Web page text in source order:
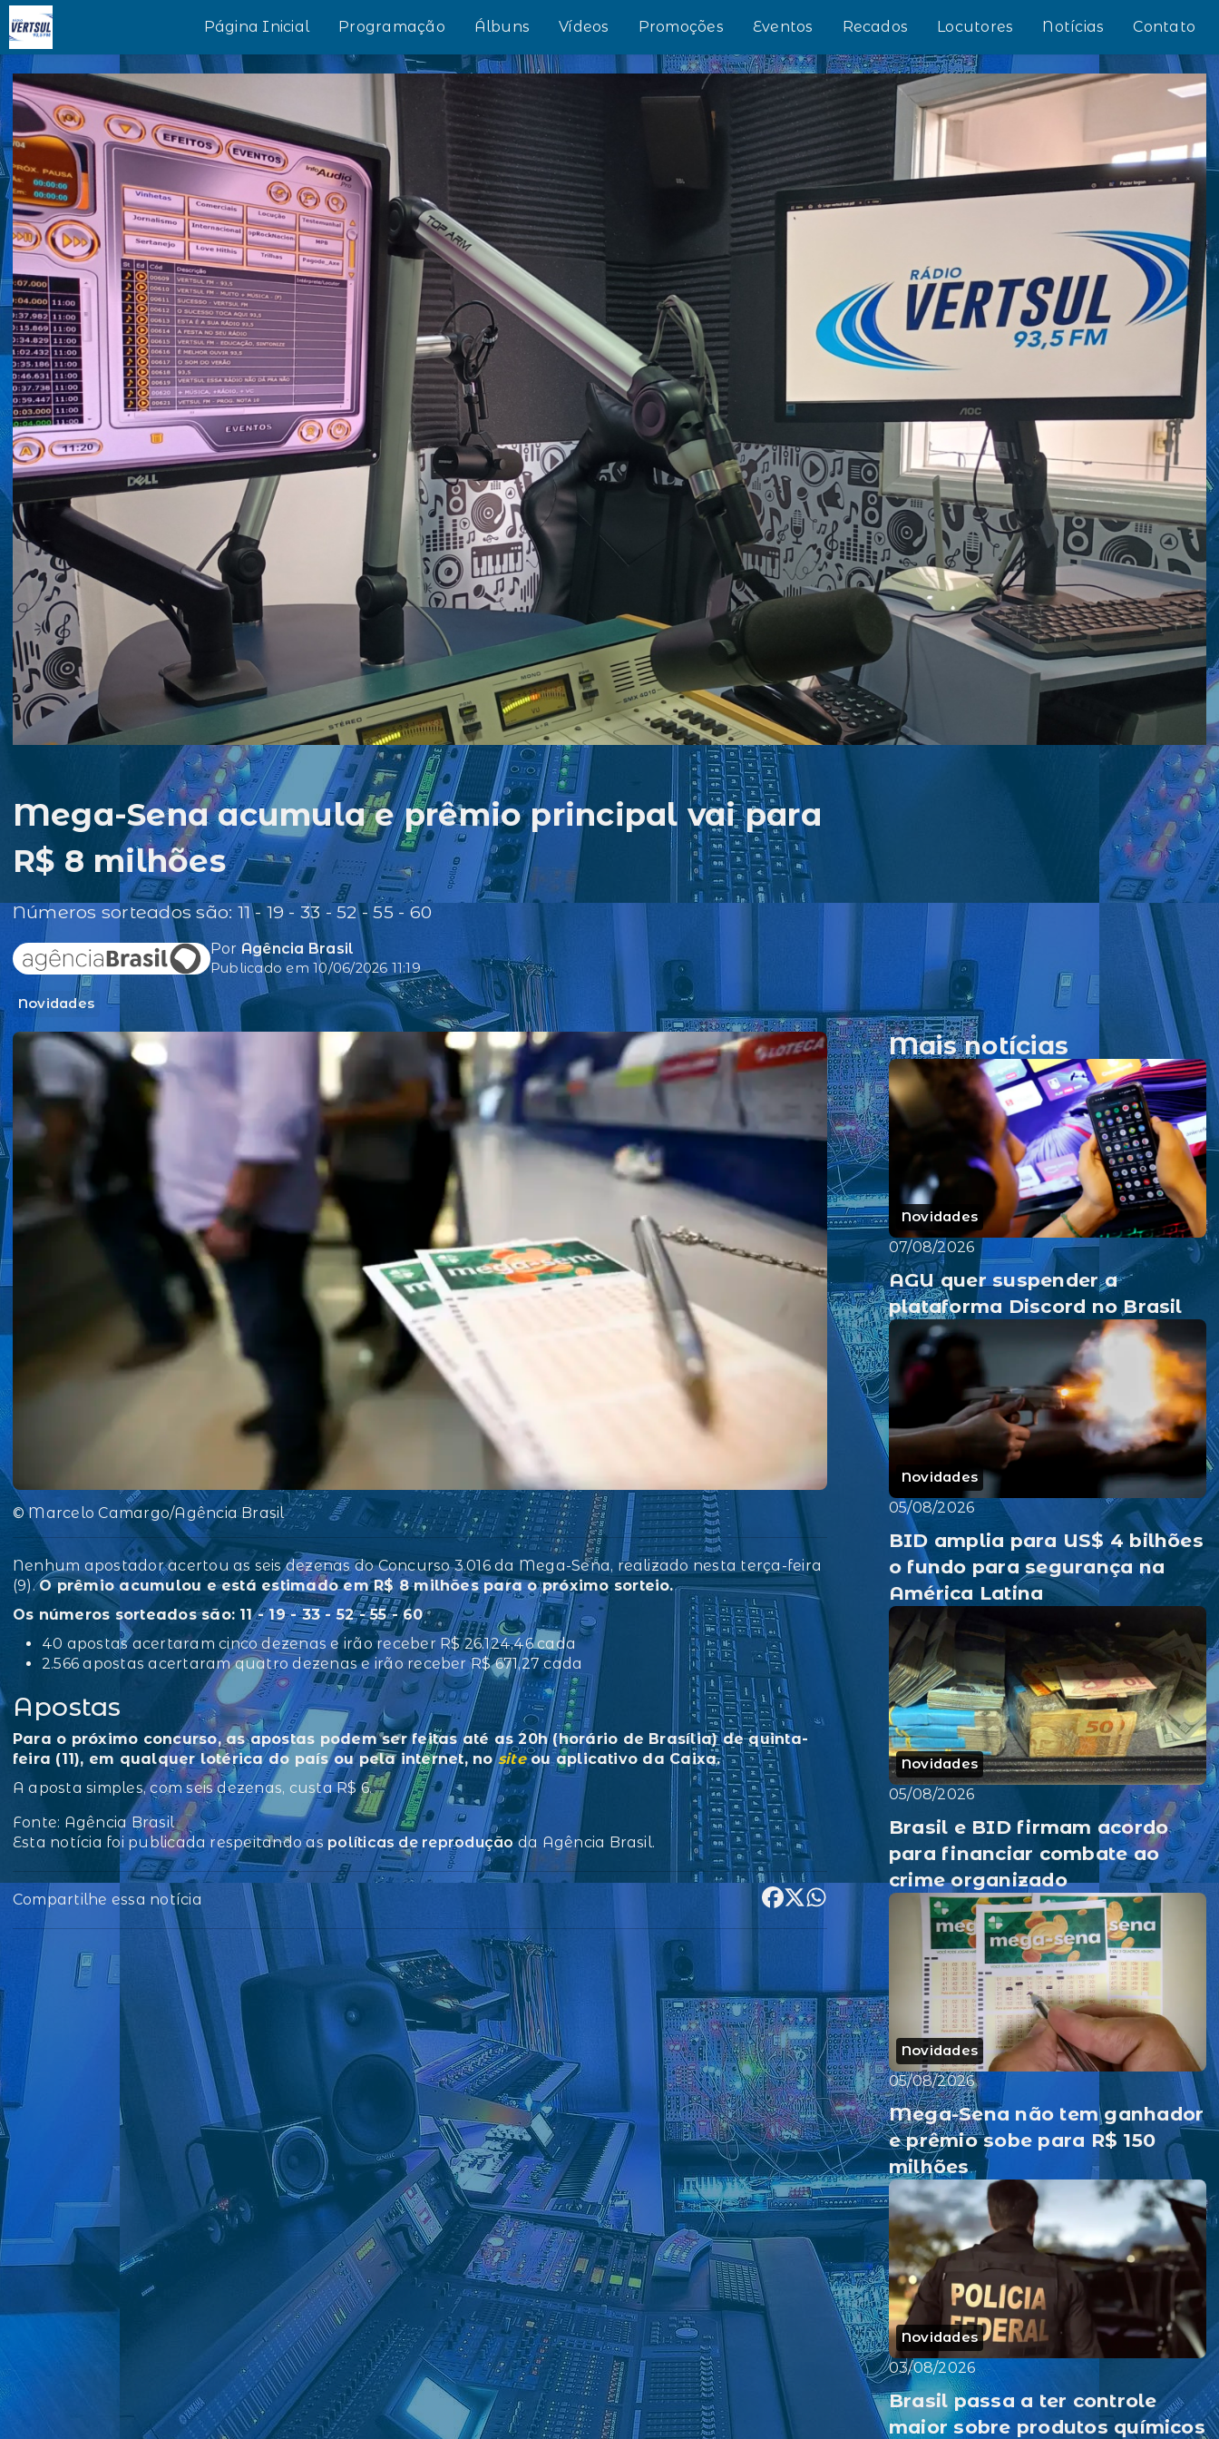
Página Inicial Programação Álbuns Vídeos Promoções Eventos Recados Locutores Notícias Contato
Mega-Sena acumula e prêmio principal vai para
R$ 8 milhões
Números sorteados são: 11 - 19 - 33 - 52 - 55 - 60
Por Agência Brasil
Publicado em 10/06/2026 11:19
Novidades
© Marcelo Camargo/Agência Brasil
Nenhum apostador acertou as seis dezenas do Concurso 3.016 da Mega-Sena, realizado nesta terça-feira
(9).O prêmio acumulou e está estimado em R$ 8 milhões para o próximo sorteio.
Os números sorteados são: 11 - 19 - 33 - 52 - 55 - 60
40 apostas acertaram cinco dezenas e irão receber R$ 26.124,46 cada
2.566 apostas acertaram quatro dezenas e irão receber R$ 671,27 cada
Apostas
Para o próximo concurso, as apostas podem ser feitas até as 20h (horário de Brasília) de quinta-
feira (11), em qualquer lotérica do país ou pela internet, nositeou aplicativo da Caixa.
A aposta simples, com seis dezenas, custa R$ 6.
Fonte: Agência Brasil
Esta notícia foi publicada respeitando as políticas de reproduçãoda Agência Brasil.
Compartilhe essa notícia
Mais notícias
Novidades
07/08/2026
AGU quer suspender a
plataforma Discord no Brasil
Novidades
05/08/2026
BID amplia para US$ 4 bilhões
o fundo para segurança na
América Latina
Novidades
05/08/2026
Brasil e BID firmam acordo
para financiar combate ao
crime organizado
Novidades
05/08/2026
Mega-Sena não tem ganhador
e prêmio sobe para R$ 150
milhões
Novidades
03/08/2026
Brasil passa a ter controle
maior sobre produtos químicos